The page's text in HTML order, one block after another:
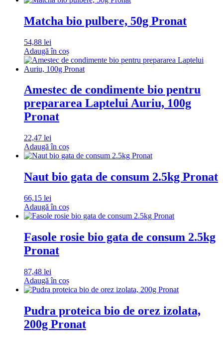
Matcha bio pulbere, 50g Pronat
54,88 lei
Adaugă în coș
Amestec de condimente bio pentru
prepararea Laptelui Auriu, 100g
Pronat
22,47 lei
Adaugă în coș
Naut bio gata de consum 2.5kg Pronat
66,15 lei
Adaugă în coș
Fasole rosie bio gata de consum 2.5kg
Pronat
87,48 lei
Adaugă în coș
Pudra proteica bio de orez izolata,
200g Pronat